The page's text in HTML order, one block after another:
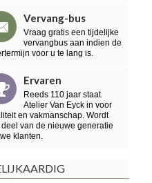
Vervang-bus
Vraag gratis een tijdelijke
vervangbus aan indien de
voor u te lang is.
Ervaren
Reeds 110 jaar staat
Atelier Van Eyck in voor
en vakmanschap. Wordt
van de nieuwe generatie
klanten.